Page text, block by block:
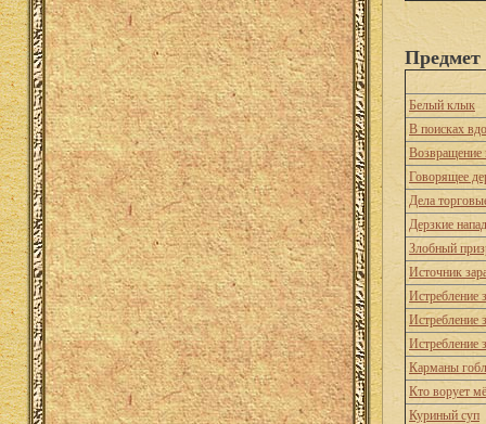
Предмет
Белый клык
В поисках
Возвращение
Говорящее
Дела
Дерзкие
Злобный
Источник
Истребление
Истребление
Истребление
Карманы
Кто ворует
Куриный суп